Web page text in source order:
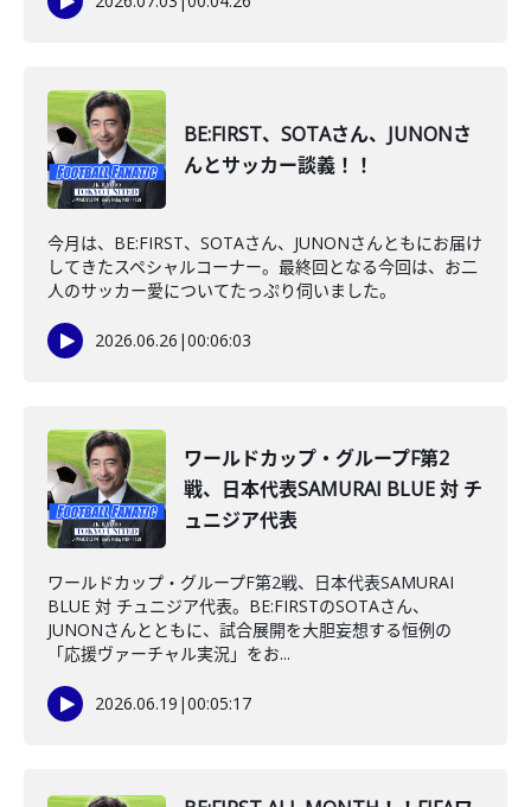
BE:FIRST、SOTAさん、JUNONさ
んとサッカー談義！！
今月は、BE:FIRST、SOTAさん、JUNONさんともにお届け
してきたスペシャルコーナー。最終回となる今回は、お二
人のサッカー愛についてたっぷり伺いました。
2026.06.26 |00:06:03
ワールドカップ・グループF第2
戦、日本代表SAMURAI BLUE 対 チ
ュニジア代表
ワールドカップ・グループF第2戦、日本代表SAMURAI
BLUE 対 チュニジア代表。BE:FIRSTのSOTAさん、
JUNONさんとともに、試合展開を大胆妄想する恒例の
「応援ヴァーチャル実況」をお...
2026.06.19 |00:05:17